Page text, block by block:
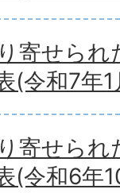
寄せられ
(令和7年
寄せられ
(令和6年